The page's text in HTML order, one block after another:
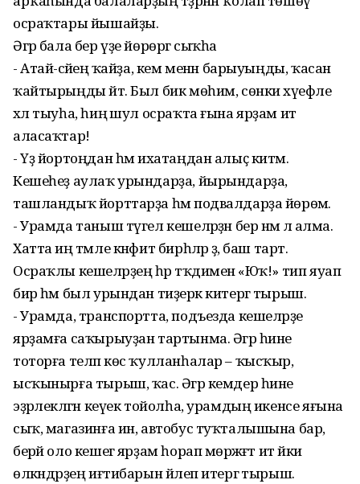
осраҡтары йышайҙы.
Әгәр бала бер үҙе йөрөргә сыҡһа
- Атай-әсәйеңә ҡайҙа, кем менән барыуыңды, ҡасан
ҡайтырыңды әйт. Был бик мөһим, сөнки хәүефле
хәл тыуһа, һиңә шул осраҡта ғына ярҙам итә
аласаҡтар!
- Үҙ йортоңдан һәм ихатаңдан алыҫ китмә.
Кешеһеҙ аулаҡ урындарҙа, йырындарҙа,
ташландыҡ йорттарҙа һәм подвалдарҙа йөрөмә.
- Урамда таныш түгел кешеләрҙән бер нәмә лә алма.
Хатта иң тәмле кәнфит бирһәләр ҙә, баш тарт.
Осраҡлы кешеләрҙең һәр тәҡдименә «Юҡ!» тип яуап
бир һәм был урындан тиҙерәк китергә тырыш.
- Урамда, транспортта, подъезда кешеләрҙе
ярҙамға саҡырыуҙан тартынма. Әгәр һине
тоторға теләп көс ҡулланһалар – ҡысҡыр,
ысҡынырға тырыш, ҡас. Әгәр кемдер һине
эҙәрлекләгән кеүек тойолһа, урамдың икенсе яғына
сыҡ, магазинға ин, автобус туҡталышына бар,
берәй оло кешегә ярҙам һорап мөрәжәғәт ит йәки
өлкәндәрҙең иғтибарын йәлеп итергә тырыш.